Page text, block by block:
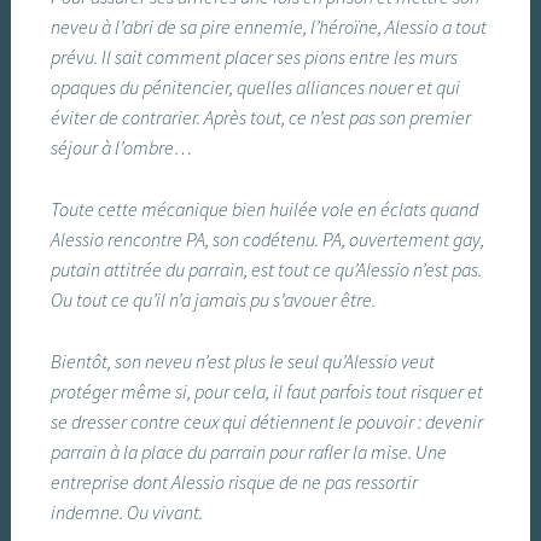
neveu à l’abri de sa pire ennemie, l’héroïne, Alessio a tout
prévu. Il sait comment placer ses pions entre les murs
opaques du pénitencier, quelles alliances nouer et qui
éviter de contrarier. Après tout, ce n’est pas son premier
séjour à l’ombre…
Toute cette mécanique bien huilée vole en éclats quand
Alessio rencontre PA, son codétenu. PA, ouvertement gay,
putain attitrée du parrain, est tout ce qu’Alessio n’est pas.
Ou tout ce qu’il n’a jamais pu s’avouer être.
Bientôt, son neveu n’est plus le seul qu’Alessio veut
protéger même si, pour cela, il faut parfois tout risquer et
se dresser contre ceux qui détiennent le pouvoir : devenir
parrain à la place du parrain pour rafler la mise. Une
entreprise dont Alessio risque de ne pas ressortir
indemne. Ou vivant.